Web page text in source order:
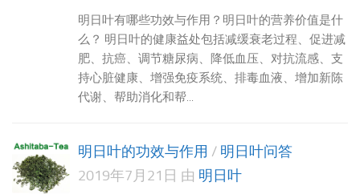
明日叶有哪些功效与作用？明日叶的营养价值是什
么？ 明日叶的健康益处包括减缓衰老过程、促进减
肥、抗癌、调节糖尿病、降低血压、对抗流感、支
持心脏健康、增强免疫系统、排毒血液、增加新陈
代谢、帮助消化和帮...
明日叶的功效与作用 / 明日叶问答
2019年7月21日 由 明日叶